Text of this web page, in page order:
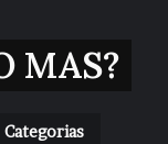
MAS?
Categorias